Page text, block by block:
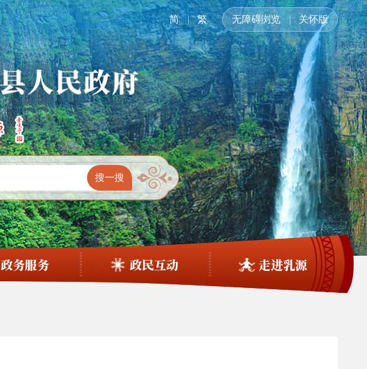
简 繁 无障碍浏览 关怀版
政务服务 政民互动 走进乳源